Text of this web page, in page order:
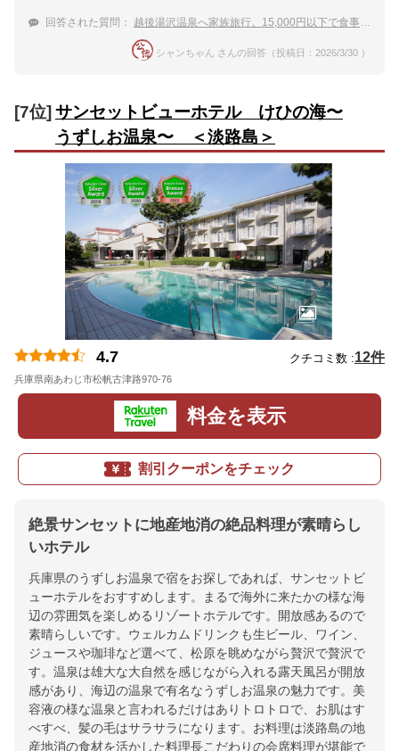
回答された質問： 越後湯沢温泉へ家族旅行。15,000円以下で食事付きの温泉宿を教えて下さい。
シャンちゃん さんの回答（投稿日：2026/3/30 ）
[7位] サンセットビューホテル けひの海〜
うずしお温泉〜 ＜淡路島＞
4.7 クチコミ数 :12件
兵庫県南あわじ市松帆古津路970-76
料金を表示
割引クーポンをチェック
絶景サンセットに地産地消の絶品料理が素晴らし
いホテル
兵庫県のうずしお温泉で宿をお探しであれば、サンセットビ
ューホテルをおすすめします。まるで海外に来たかの様な海
辺の雰囲気を楽しめるリゾートホテルです。開放感あるので
素晴らしいです。ウェルカムドリンクも生ビール、ワイン、
ジュースや珈琲など選べて、松原を眺めながら贅沢で贅沢で
す。温泉は雄大な大自然を感じながら入れる露天風呂が開放
感があり、海辺の温泉で有名なうずしお温泉の魅力です。美
容液の様な温泉と言われるだけはありトロトロで、お肌はす
べすべ、髪の毛はサラサラになります。お料理は淡路島の地
産地消の食材を活かした料理長こだわりの会席料理が堪能で